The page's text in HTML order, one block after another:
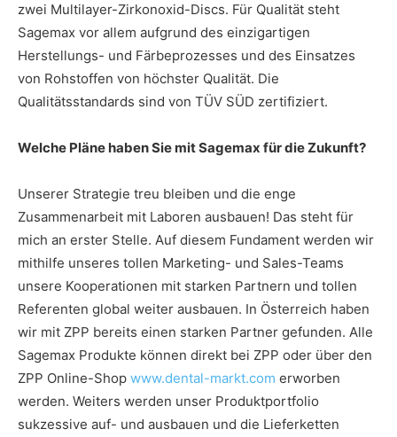
zwei Multilayer-Zirkonoxid-Discs. Für Qualität steht
Sagemax vor allem aufgrund des einzigartigen
Herstellungs- und Färbeprozesses und des Einsatzes
von Rohstoffen von höchster Qualität. Die
Qualitätsstandards sind von TÜV SÜD zertifiziert.
Welche Pläne haben Sie mit Sagemax für die Zukunft?
Unserer Strategie treu bleiben und die enge
Zusammenarbeit mit Laboren ausbauen! Das steht für
mich an erster Stelle. Auf diesem Fundament werden wir
mithilfe unseres tollen Marketing- und Sales-Teams
unsere Kooperationen mit starken Partnern und tollen
Referenten global weiter ausbauen. In Österreich haben
wir mit ZPP bereits einen starken Partner gefunden. Alle
Sagemax Produkte können direkt bei ZPP oder über den
ZPP Online-Shop www.dental-markt.com erworben
werden. Weiters werden unser Produktportfolio
sukzessive auf- und ausbauen und die Lieferketten